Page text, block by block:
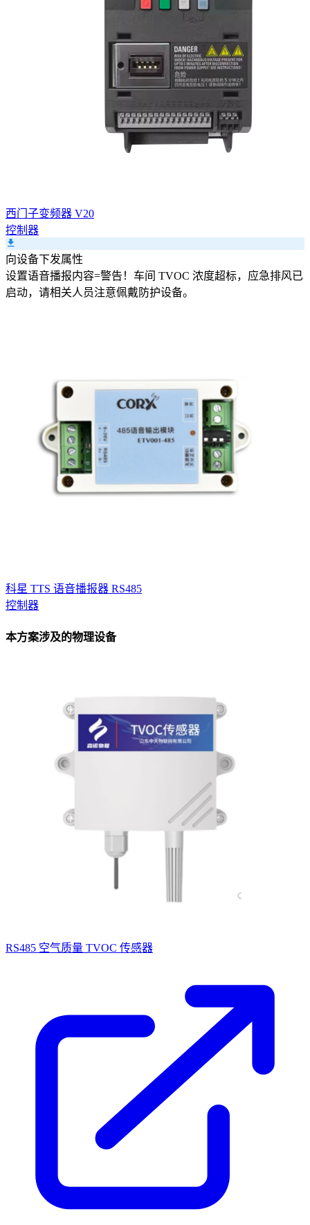
西门子变频器 V20
控制器
向设备下发属性
设置语音播报内容=警告！车间 TVOC 浓度超标，应急排风已
启动，请相关人员注意佩戴防护设备。
科星 TTS 语音播报器 RS485
控制器
本方案涉及的物理设备
RS485 空气质量 TVOC 传感器